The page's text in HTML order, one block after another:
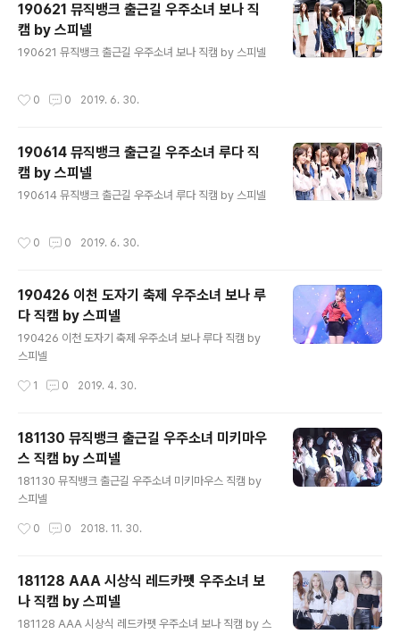
190621 뮤직뱅크 출근길 우주소녀 보나 직
캠 by 스피넬
190621 뮤직뱅크 출근길 우주소녀 보나 직캠 by 스피넬
0 0 2019. 6. 30.
190614 뮤직뱅크 출근길 우주소녀 루다 직
캠 by 스피넬
190614 뮤직뱅크 출근길 우주소녀 루다 직캠 by 스피넬
0 0 2019. 6. 30.
190426 이천 도자기 축제 우주소녀 보나 루
다 직캠 by 스피넬
190426 이천 도자기 축제 우주소녀 보나 루다 직캠 by
스피넬
1 0 2019. 4. 30.
181130 뮤직뱅크 출근길 우주소녀 미키마우
스 직캠 by 스피넬
181130 뮤직뱅크 출근길 우주소녀 미키마우스 직캠 by
스피넬
0 0 2018. 11. 30.
181128 AAA 시상식 레드카펫 우주소녀 보
나 직캠 by 스피넬
181128 AAA 시상식 레드카펫 우주소녀 보나 직캠 by 스